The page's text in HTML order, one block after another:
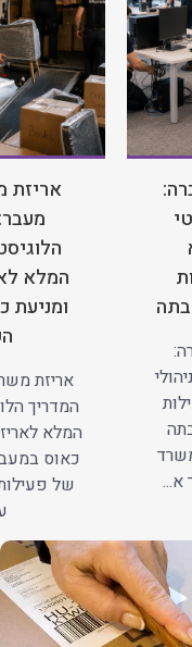
א...
אריזת
המלא
ומניעת
אריזת
המדריך
המלא
כאוס
של